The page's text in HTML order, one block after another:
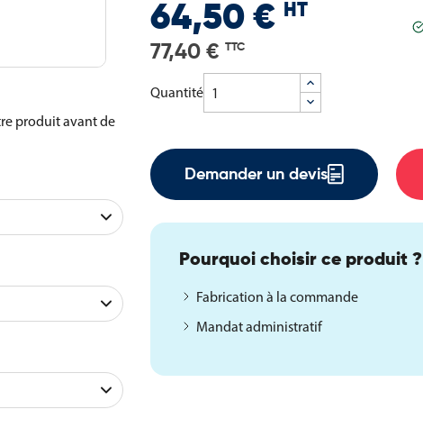
produit avant de
64,50 € HT
77,40 € TTC
Quantité
Demander un devis
Pourquoi choisir ce produit ?
Fabrication à la commande
Mandat administratif